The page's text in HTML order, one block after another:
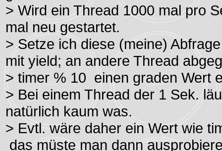
> Wird ein Thread 1000 mal pro
mal neu gestartet.
> Setze ich diese (meine)
mit yield; an andere Thread
> timer % 10 einen graden Wert
> Bei einem Thread der 1 Sek.
natürlich kaum was.
> Evtl. wäre daher ein Wert wie
das müste man dann